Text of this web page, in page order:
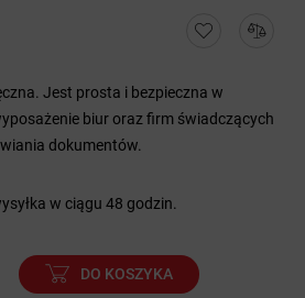
Jest prosta i bezpieczna w
biur oraz firm świadczących
dokumentów.
w ciągu 48 godzin.
DO KOSZYKA